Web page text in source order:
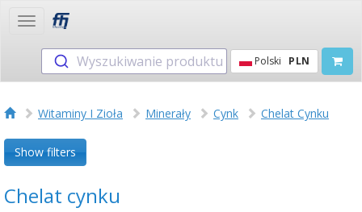
Toggle
Wyszukiwanie produktu Polski PLN
Witaminy I Zioła Minerały Cynk Chelat Cynku
Show filters
Chelat cynku